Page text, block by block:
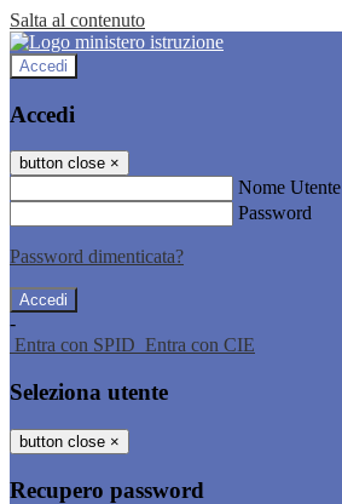
Salta al contenuto
Accedi
Accedi
button close ×
Nome Utente
Password
Password dimenticata?
-
Entra con SPID Entra con CIE
Seleziona utente
button close ×
Recupero password